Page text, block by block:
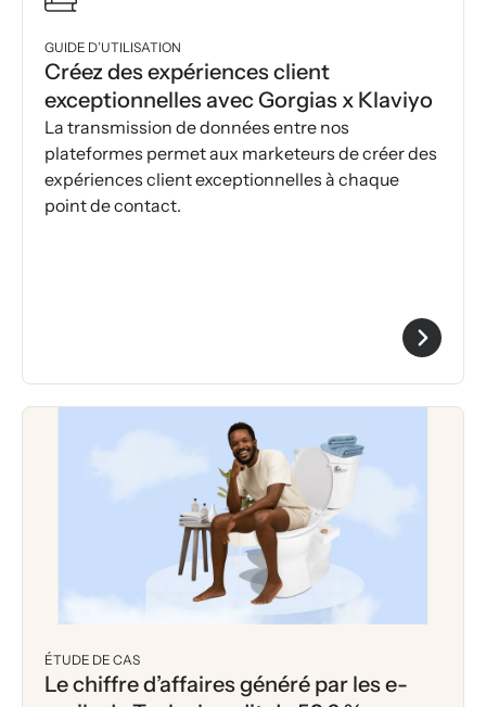
GUIDE D’UTILISATION
Créez des expériences client
exceptionnelles avec Gorgias x Klaviyo
La transmission de données entre nos
plateformes permet aux marketeurs de créer des
expériences client exceptionnelles à chaque
point de contact.
ÉTUDE DE CAS
Le chiffre d’affaires généré par les e-